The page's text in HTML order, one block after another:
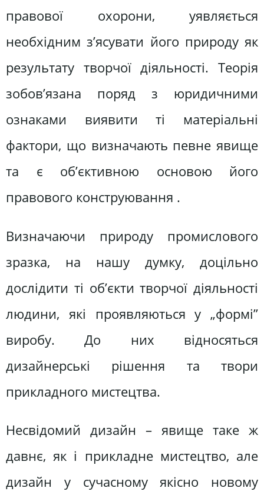
правової охорони, уявляється
необхідним з’ясувати його природу як
результату творчої діяльності. Теорія
зобов’язана поряд з юридичними
ознаками виявити ті матеріальні
фактори, що визначають певне явище
та є об’єктивною основою його
правового конструювання .
Визначаючи природу промислового
зразка, на нашу думку, доцільно
дослідити ті об’єкти творчої діяльності
людини, які проявляються у „формі”
виробу. До них відносяться
дизайнерські рішення та твори
прикладного мистецтва.
Несвідомий дизайн – явище таке ж
давнє, як і прикладне мистецтво, але
дизайн у сучасному якісно новому